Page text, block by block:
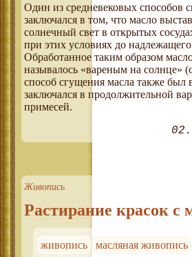
Один из средневековых способов
заключался в том, что масло
солнечный свет в открытых
при этих условиях до надлежащего
Обработанное таким образом
называлось «вареным на солнце»
способ сгущения масла также был
заключался в продолжительной
примесей.
Живопись
Растирание красок с
живопись масляная живопись